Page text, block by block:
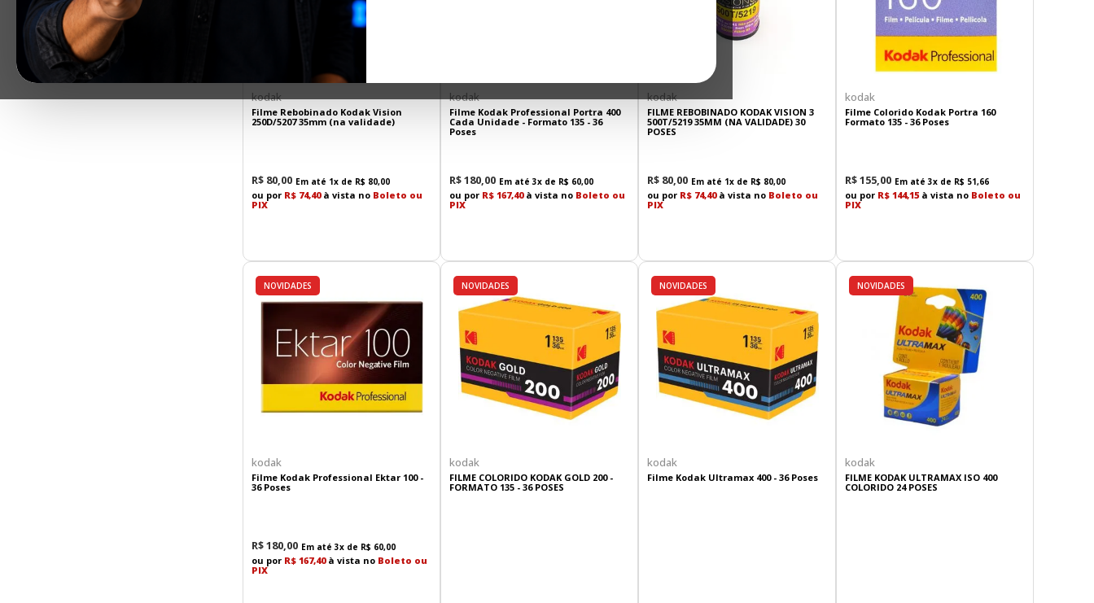
kodak
Filme Rebobinado Kodak Vision
250D/5207 35mm (na validade)
R$ 80,00 Em até 1x de R$ 80,00
ou por R$ 74,40à vista no Boleto ou
PIX
kodak
Filme Kodak Professional Portra 400
Cada Unidade - Formato 135 - 36
Poses
R$180,00 Em até3x de R$ 60,00
ou por R$ 167,40à vista no Boleto ou
PIX
kodak
FILME REBOBINADO KODAK VISION 3
500T/5219 35MM (NA VALIDADE) 30
POSES
R$ 80,00 Em até 1x de R$ 80,00
ou por R$ 74,40à vista no Boleto ou
PIX
kodak
Filme Colorido Kodak Portra 160
Formato 135 - 36 Poses
R$155,00 Em até3x de R$ 51,66
ou por R$ 144,15 à vista no Boleto ou
PIX
NOVIDADES
kodak
Filme Kodak Professional Ektar 100 -
36 Poses
R$180,00 Em até3x de R$ 60,00
ou por R$ 167,40à vista no Boleto ou
PIX
NOVIDADES
kodak
FILME COLORIDO KODAK GOLD 200 -
FORMATO 135 - 36 POSES
NOVIDADES
kodak
Filme Kodak Ultramax 400 - 36 Poses
NOVIDADES
kodak
FILME KODAK ULTRAMAX ISO 400
COLORIDO 24 POSES